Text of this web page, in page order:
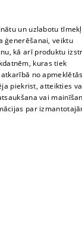
un uzlabotu
ģenerēšanai, veiktu
kā arī produktu
kuras tiek
no
piekrist, atteikties
vai
par